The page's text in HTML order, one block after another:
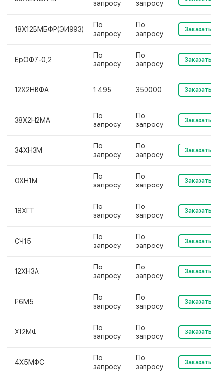
запросу запросу
18Х12ВМБФР(ЭИ993)
По
запросу
По
запросу
Заказать
БрОФ7-0,2
По
запросу
По
запросу
Заказать
12Х2НВФА 1.495 350000 Заказать
38Х2Н2МА
По
запросу
По
запросу
Заказать
34ХН3М
По
запросу
По
запросу
Заказать
ОХН1М
По
запросу
По
запросу
Заказать
18ХГТ
По
запросу
По
запросу
Заказать
СЧ15
По
запросу
По
запросу
Заказать
12ХН3А
По
запросу
По
запросу
Заказать
Р6М5
По
запросу
По
запросу
Заказать
Х12МФ
По
запросу
По
запросу
Заказать
4Х5МФС
По
запросу
По
запросу
Заказать